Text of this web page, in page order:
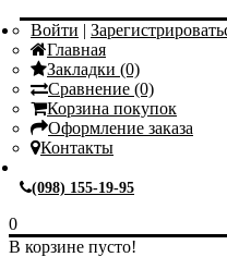
Войти |
Главная
Закладки (0)
Сравнение (0)
Корзина покупок
Оформление заказа
Контакты
(098) 155-19-95
0
В корзине пусто!